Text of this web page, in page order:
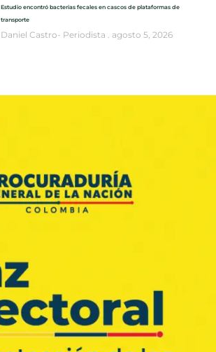
Estudio encontró bacterias fecales en cascos de plataformas de
transporte
Daniel Castro- Periodista agosto 5, 2026